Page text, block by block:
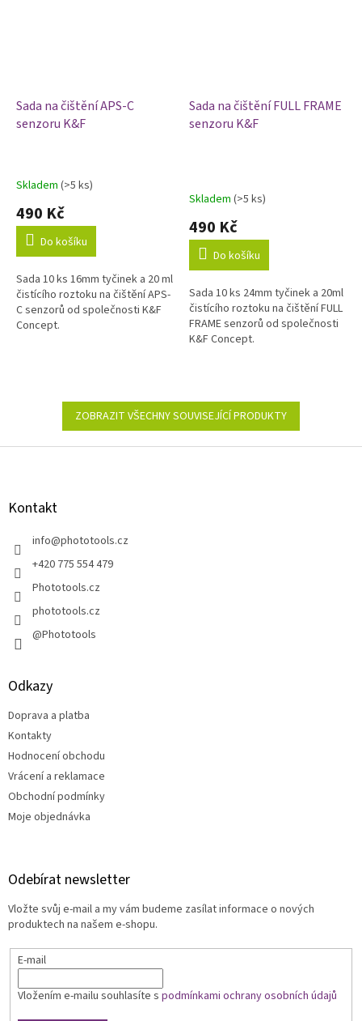
Sada na čištění APS-C
senzoru K&F
Průměrné
hodnocení
produktu
4,8
5
hvězdiček.
Skladem (>5 ks)
490 Kč
Do košíku
Sada 10 ks 16mm tyčinek a 20 ml
čistícího roztoku na čištění APS-
C senzorů od společnosti K&F
Concept.
Sada na čištění FULL FRAME
senzoru K&F
Skladem (>5 ks)
490 Kč
Do košíku
Sada 10 ks 24mm tyčinek a 20ml
čistícího roztoku na čištění FULL
FRAME senzorů od společnosti
K&F Concept.
ZOBRAZIT VŠECHNY SOUVISEJÍCÍ PRODUKTY
Z
Kontakt
info@phototools.cz
+420 775 554 479
Phototools.cz
phototools.cz
@Phototools
Odkazy
Doprava a platba
Kontakty
Hodnocení obchodu
Vrácení a reklamace
Obchodní podmínky
Moje objednávka
Odebírat newsletter
Vložte svůj e-mail a my vám budeme zasílat informace o nových
produktech na našem e-shopu.
E-mail
Vložením e-mailu souhlasíte s podmínkami ochrany osobních údajů